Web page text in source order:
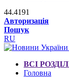
44.4191
Авторизація
Пошук
RU
ВСІ
Головна